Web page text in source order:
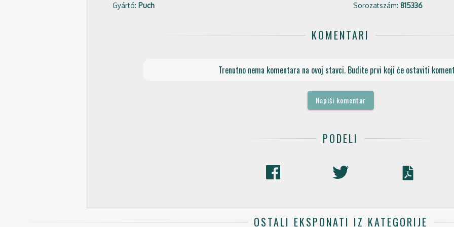
Gyártó: Puch Sorozatszám: 815336
KOMENTARI
Trenutno nema komentara na ovoj stavci. Budite prvi koji će ostaviti
Napiši komentar
PODELI
OSTALI EKSPONATI IZ KATEGORIJE